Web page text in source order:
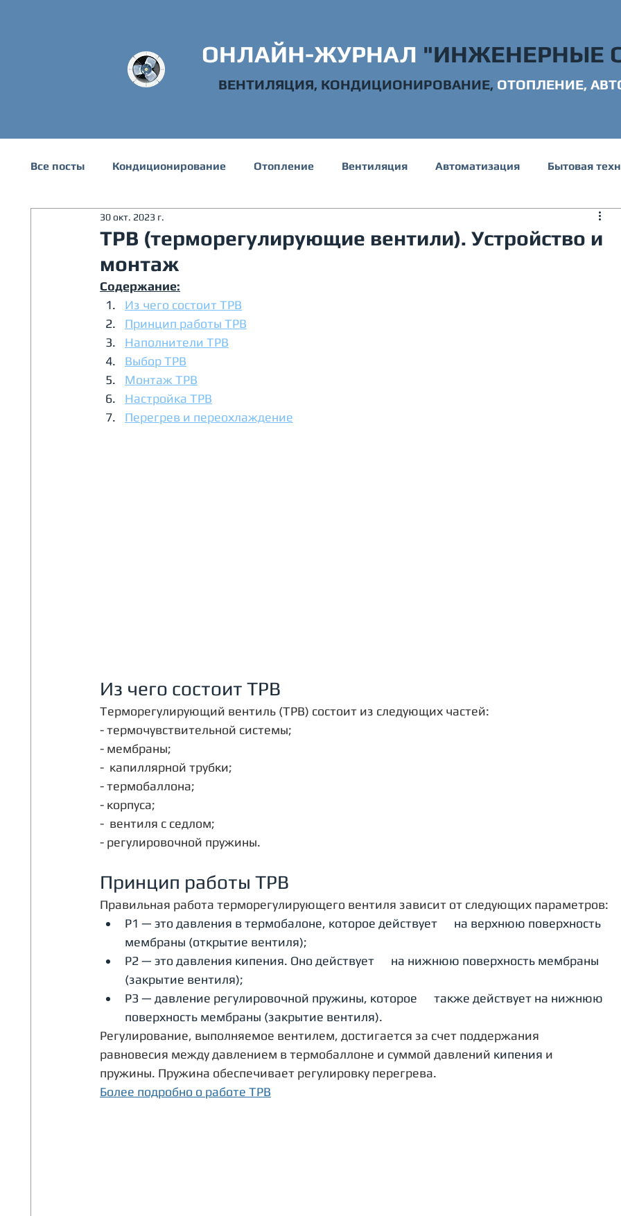
ОНЛАЙН-ЖУРНАЛ "ИНЖЕНЕРНЫЕ
ВЕНТИЛЯЦИЯ, КОНДИЦИОНИРОВАНИЕ, ОТОПЛЕНИЕ,
Все посты Кондиционирование Отопление Вентиляция Автоматизация Бытовая
Техническая информация
ТРВ (терморегулирующие вентили). Устройство и
монтаж
30 окт. 2023 г.
Содержание:
Из чего состоит ТРВ
Принцип работы ТРВ
Наполнители ТРВ
Выбор ТРВ
Монтаж ТРВ
Настройка ТРВ
Перегрев и переохлаждение
Из чего состоит ТРВ
Терморегулирующий вентиль (ТРВ) состоит из следующих частей:
- термочувствительной системы;
- мембраны;
-  капиллярной трубки;
- термобаллона;
- корпуса;
-  вентиля с седлом;
- регулировочной пружины.
Принцип работы ТРВ
Правильная работа терморегулирующего вентиля зависит от следующих параметров:
P1 — это давления в термобалоне, которое действует      на верхнюю поверхность
мембраны (открытие вентиля);
P2 — это давления кипения. Оно действует      на нижнюю поверхность мембраны
(закрытие вентиля);
P3 — давление регулировочной пружины, которое      также действует на нижнюю
поверхность мембраны (закрытие вентиля).
Регулирование, выполняемое вентилем, достигается за счет поддержания
равновесия между давлением в термобаллоне и суммой давлений кипения и
пружины. Пружина обеспечивает регулировку перегрева.
Более подробно о работе ТРВ